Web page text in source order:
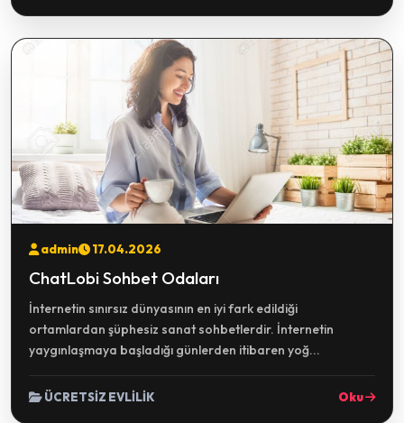
admin 17.04.2026
ChatLobi Sohbet Odaları
İnternetin sınırsız dünyasının en iyi fark edildiği
ortamlardan şüphesiz sanat sohbetlerdir. İnternetin
yaygınlaşmaya başladığı günlerden itibaren yoğ...
ÜCRETSİZ EVLİLİK Oku